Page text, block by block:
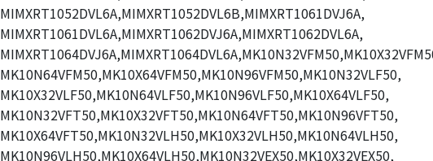
MIMXRT1052DVL6A,MIMXRT1052DVL6B,MIMXRT1061DVJ6A,
MIMXRT1061DVL6A,MIMXRT1062DVJ6A,MIMXRT1062DVL6A,
MK10N64VFM50,MK10X64VFM50,MK10N96VFM50,MK10N32VLF50,
MK10X32VLF50,MK10N64VLF50,MK10N96VLF50,MK10X64VLF50,
MK10N32VFT50,MK10X32VFT50,MK10N64VFT50,MK10N96VFT50,
MK10X64VFT50,MK10N32VLH50,MK10X32VLH50,MK10N64VLH50,
MK10N96VLH50,MK10X64VLH50,MK10N32VEX50,MK10X32VEX50,